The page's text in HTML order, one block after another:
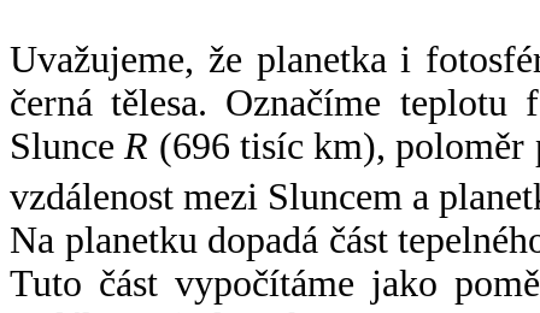
Uvažujeme, že planetka i
černá tělesa. Označíme
SlunceR (696 tisíc km),
vzdálenost mezi Sluncem a
Na planetku dopadá část
Tuto část vypočítáme jako